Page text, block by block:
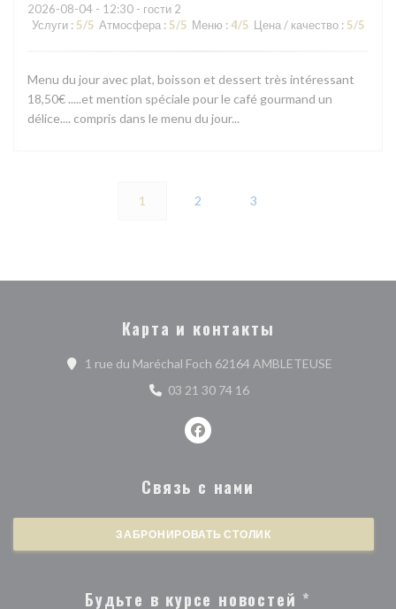
2026-08-04 - 12:30 - гости 2
Услуги : 5/5 Атмосфера : 5/5 Меню : 4/5 Цена / качество : 5/5
Menu du jour avec plat, boisson et dessert très intéressant
18,50€ .....et mention spéciale pour le café gourmand un
délice.... compris dans le menu du jour...
1 2 3
Карта и контакты
1 rue du Maréchal Foch 62164 AMBLETEUSE
03 21 30 74 16
Facebook ((открывается в
Связь с нами
ЗАБРОНИРОВАТЬ СТОЛИК
Будьте в курсе новостей *